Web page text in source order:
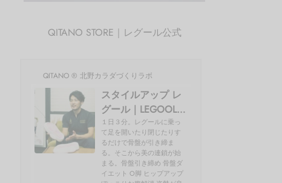
QITANO STORE｜レグール公式
QITANO ® 北野カラダづくりラボ
スタイルアップ レ
グール｜LEGOOL®
使い方、効果を開
発者の北野が解説
１日３分。レグールに乗っ
て足を開いたり閉じたりす
るだけで骨盤が引き締ま
る。そこから美の連鎖が始
まる。骨盤引き締め 骨盤ダ
イエット O脚 ヒップアップ